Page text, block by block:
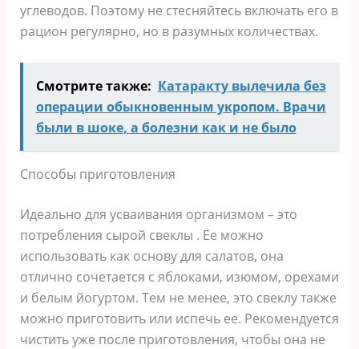
углеводов. Поэтому не стесняйтесь включать его в
рацион регулярно, но в разумных количествах.
Смотрите также: Катаракту вылечила без
операции обыкновенным укропом. Врачи
были в шоке, а болезни как и не было
Способы приготовления
Идеально для усваивания организмом – это
потребления сырой свеклы . Ее можно
использовать как основу для салатов, она
отлично сочетается с яблоками, изюмом, орехами
и белым йогуртом. Тем не менее, это свеклу также
можно приготовить или испечь ее. Рекомендуется
чистить уже после приготовления, чтобы она не